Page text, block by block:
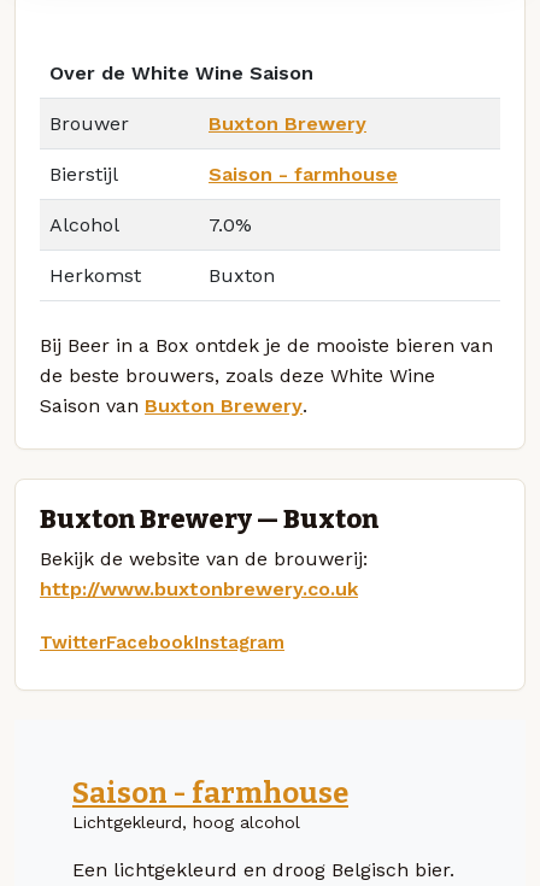
Over de White Wine Saison
Brouwer Buxton Brewery
Bierstijl Saison - farmhouse
Alcohol 7.0%
Herkomst Buxton
Bij Beer in a Box ontdek je de mooiste bieren van
de beste brouwers, zoals deze White Wine
Saison van Buxton Brewery.
Buxton Brewery — Buxton
Bekijk de website van de brouwerij:
http://www.buxtonbrewery.co.uk
TwitterFacebookInstagram
Saison - farmhouse
Lichtgekleurd, hoog alcohol
Een lichtgekleurd en droog Belgisch bier.